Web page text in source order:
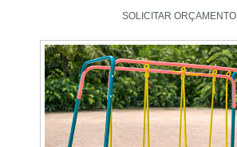
SOLICITAR ORÇAMENTO